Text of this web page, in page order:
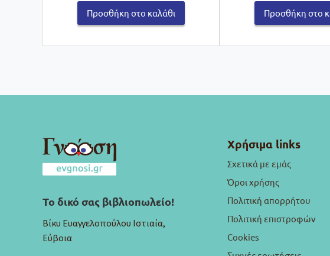
Προσθήκη στο καλάθι Προσθήκη στο
Το δικό σας βιβλιοπωλείο!
Βίκυ Ευαγγελοπούλου Ιστιαία,
Εύβοια
Χρήσιμα links
Σχετικά με εμάς
Όροι χρήσης
Πολιτική απορρήτου
Πολιτική επιστροφών
Cookies